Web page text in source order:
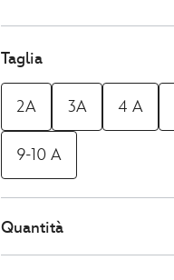
Taglia
2A 3A 4 A
9-10 A
Quantità